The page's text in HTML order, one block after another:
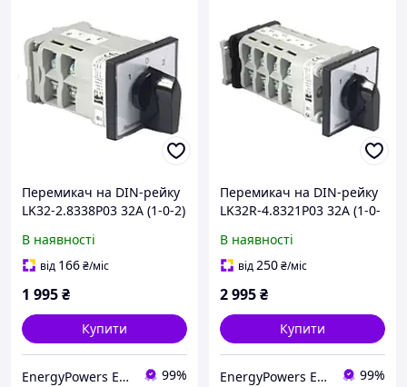
Перемикач на DIN-рейку
LK32-2.8338P03 32A (1-0-2)
В наявності
від 166₴/міс
1 995₴
Купити
EnergyPowers ELTIS 99%
Перемикач на DIN-рейку
LK32R-4.8321P03 32A (1-0-
В наявності
від250₴/міс
2 995₴
Купити
EnergyPowers ELTIS 99%